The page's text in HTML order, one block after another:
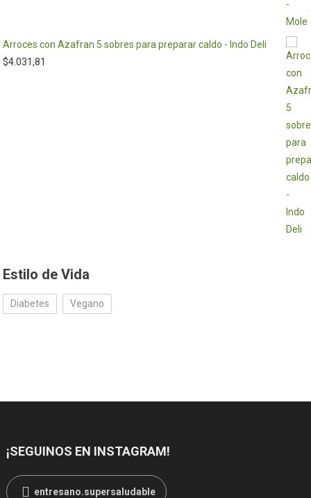
Arroces con Azafran 5 sobres para preparar caldo - Indo Deli
$4.031,81
Estilo de Vida
Diabetes Vegano
¡SEGUINOS EN INSTAGRAM!
entresano.supersaludable